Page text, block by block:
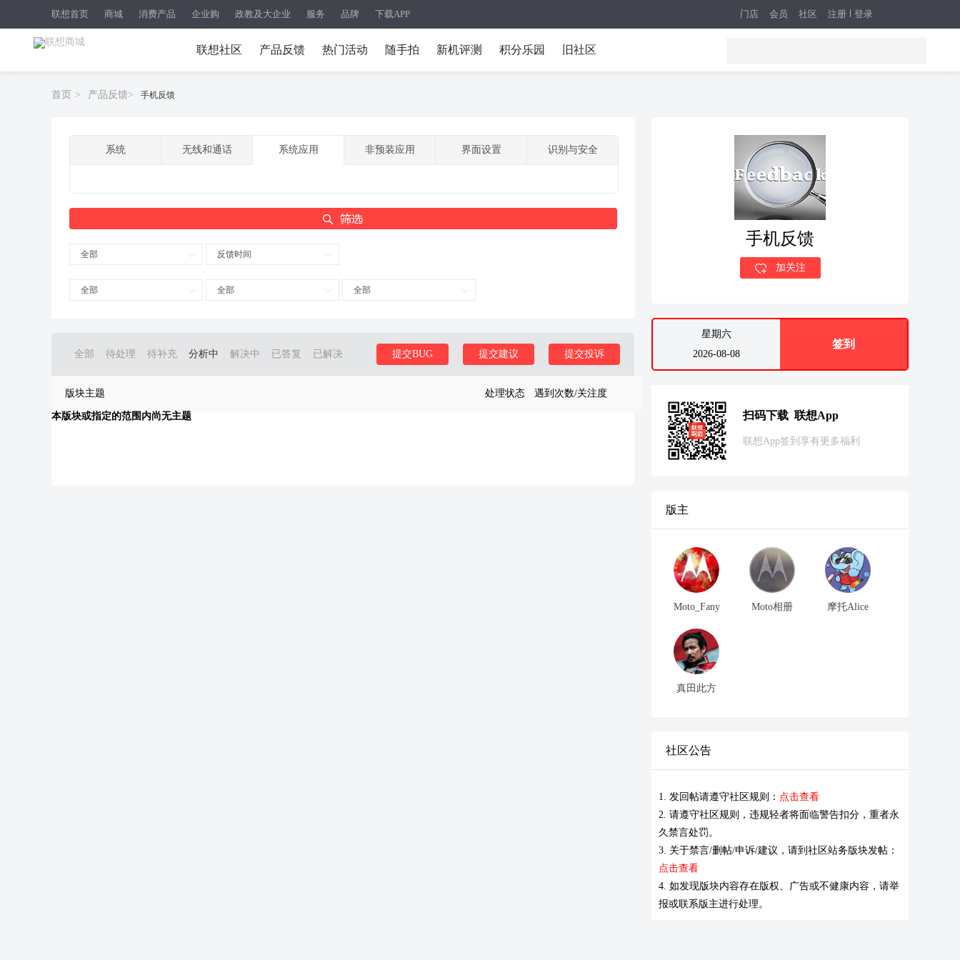
联想首页 商城 消费产品 企业购 政教及大企业 服务 品牌 下载APP 注册 登录
门店 会员 社区
联想社区 产品反馈 热门活动 随手拍 新机评测 积分乐园 旧社区
首页 > 产品反馈> 手机反馈
系统 无线和通话 系统应用 非预装应用 界面设置 识别与安全
全部 反馈时间
全部 全部 全部
全部 待处理 待补充 分析中 解决中 已答复 已解决 提交投诉
提交建议
提交BUG
版块主题 处理状态 遇到次数/关注度
本版块或指定的范围内尚无主题
手机反馈
加关注
星期六
2026-08-08
签到
扫码下载 联想App
联想App签到享有更多福利
版主
Moto_Fany Moto相册 摩托Alice
真田此方
社区公告
1. 发回帖请遵守社区规则： 点击查看
2. 请遵守社区规则，违规轻者将面临警告扣分，重者永
久禁言处罚。
3. 关于禁言/删帖/申诉/建议，请到社区站务版块发帖：
点击查看
4. 如发现版块内容存在版权、广告或不健康内容，请举
报或联系版主进行处理。